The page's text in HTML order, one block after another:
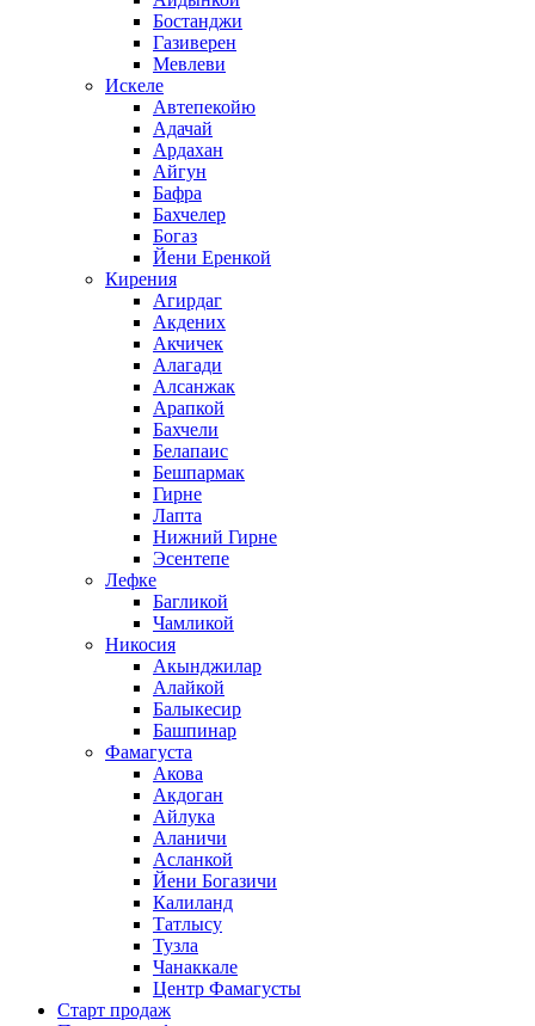
Бостанджи
Газиверен
Мевлеви
Искеле
Автепекойю
Адачай
Ардахан
Айгун
Бафра
Бахчелер
Богаз
Йени Еренкой
Кирения
Агирдаг
Акдених
Акчичек
Алагади
Алсанжак
Арапкой
Бахчели
Белапаис
Бешпармак
Гирне
Лапта
Нижний Гирне
Эсентепе
Лефке
Багликой
Чамликой
Никосия
Акынджилар
Алайкой
Балыкесир
Башпинар
Фамагуста
Акова
Акдоган
Айлука
Аланичи
Асланкой
Йени Богазичи
Калиланд
Татлысу
Тузла
Чанаккале
Центр Фамагусты
Старт продаж